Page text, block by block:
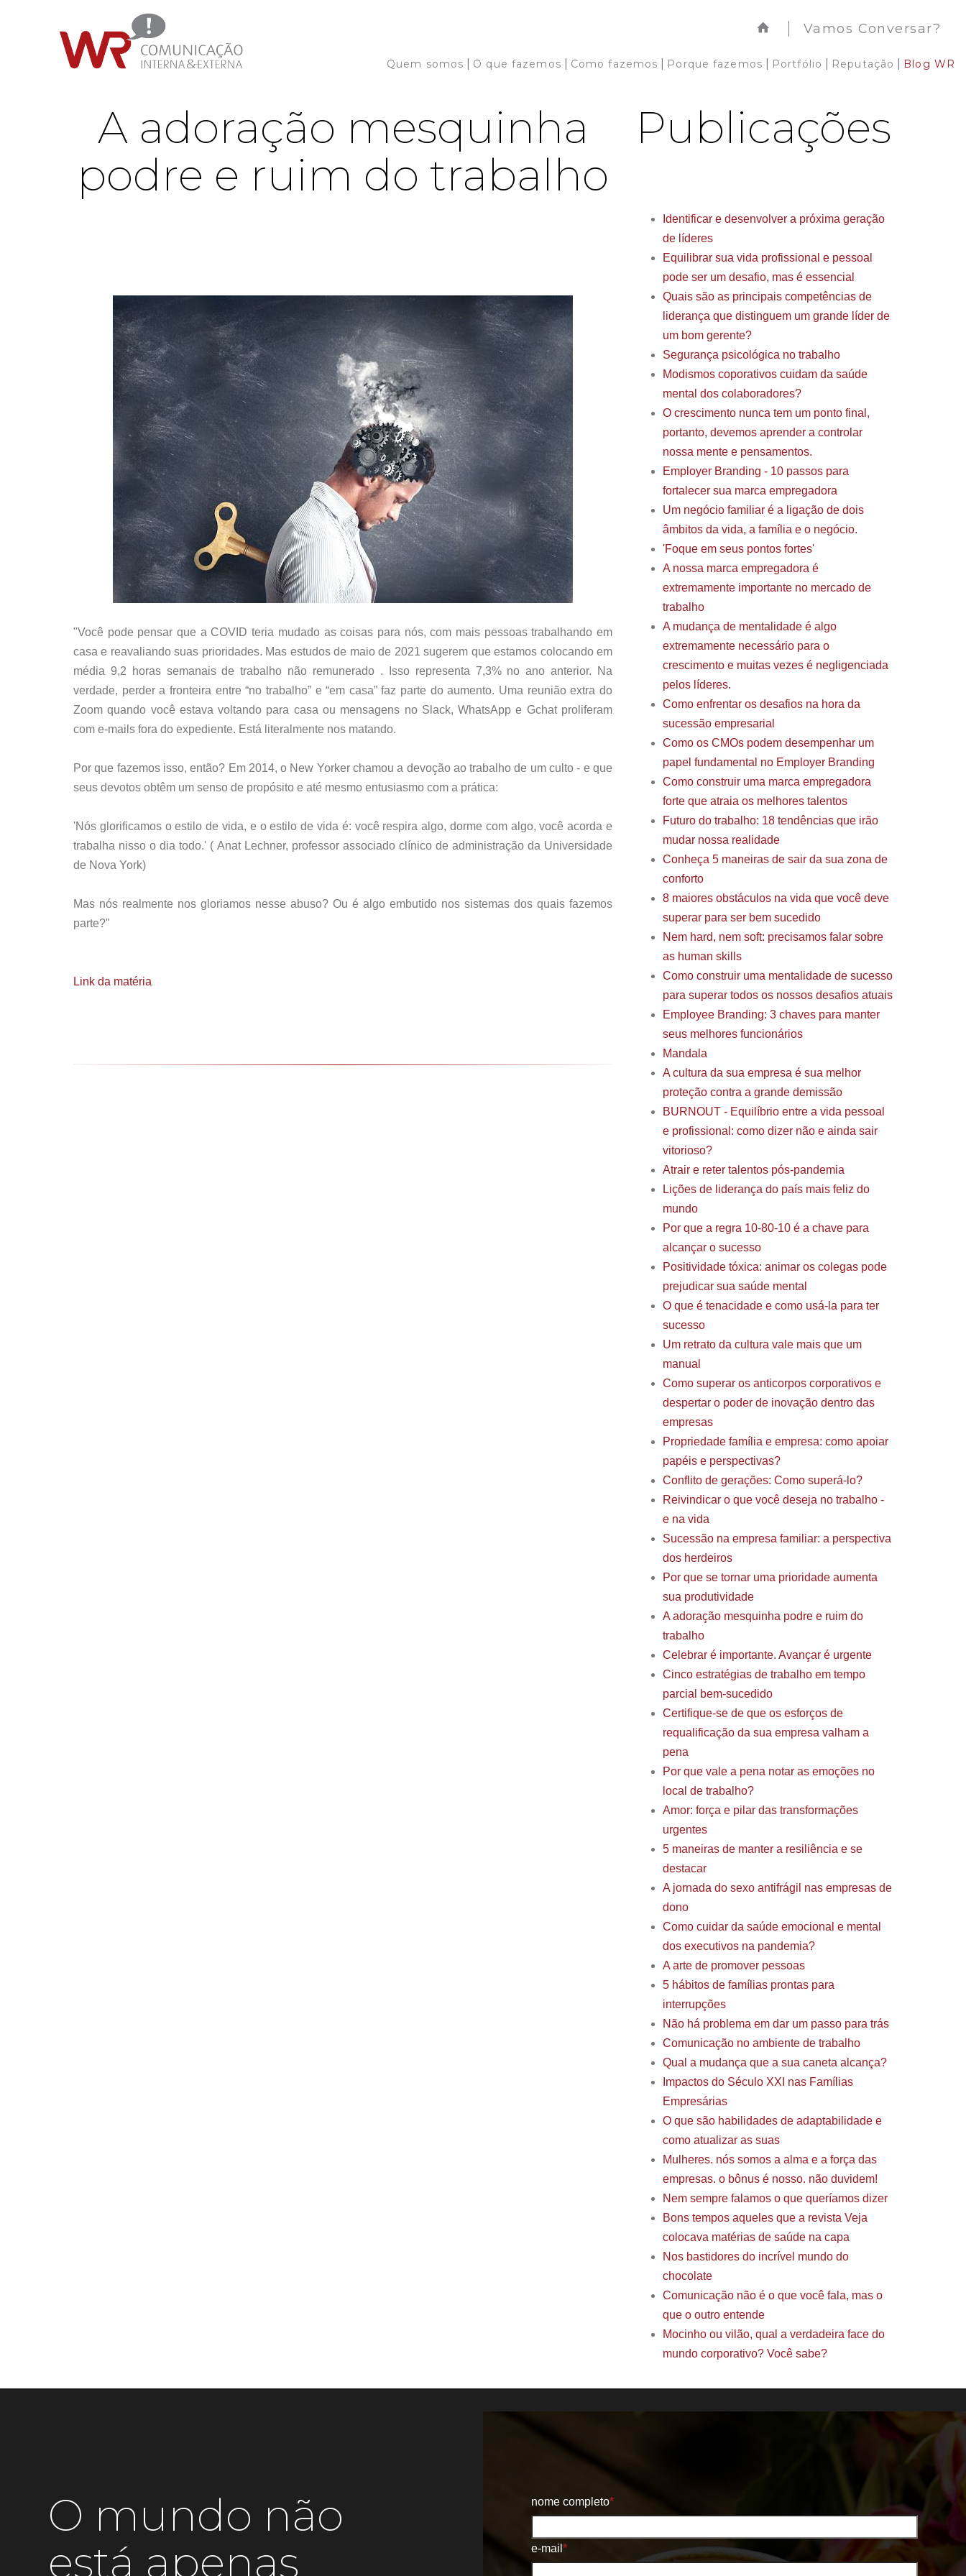
Vamos Conversar?
Quem somos O que fazemos Como fazemos Porque fazemos Portfólio Reputação Blog WR
A adoração mesquinha
podre e ruim do trabalho
"Você pode pensar que a COVID teria mudado as coisas para nós, com mais pessoas trabalhando em
casa e reavaliando suas prioridades. Mas estudos de maio de 2021 sugerem que estamos colocando em
média 9,2 horas semanais de trabalho não remunerado . Isso representa 7,3% no ano anterior. Na
verdade, perder a fronteira entre “no trabalho” e “em casa” faz parte do aumento. Uma reunião extra do
Zoom quando você estava voltando para casa ou mensagens no Slack, WhatsApp e Gchat proliferam
com e-mails fora do expediente. Está literalmente nos matando.
Por que fazemos isso, então? Em 2014, o New Yorker chamou a devoção ao trabalho de um culto - e que
seus devotos obtêm um senso de propósito e até mesmo entusiasmo com a prática:
'Nós glorificamos o estilo de vida, e o estilo de vida é: você respira algo, dorme com algo, você acorda e
trabalha nisso o dia todo.' ( Anat Lechner, professor associado clínico de administração da Universidade
de Nova York)
Mas nós realmente nos gloriamos nesse abuso? Ou é algo embutido nos sistemas dos quais fazemos
parte?"
Link da matéria
Publicações
Identificar e desenvolver a próxima geração
de líderes
Equilibrar sua vida profissional e pessoal
pode ser um desafio, mas é essencial
Quais são as principais competências de
liderança que distinguem um grande líder de
um bom gerente?
Segurança psicológica no trabalho
Modismos coporativos cuidam da saúde
mental dos colaboradores?
O crescimento nunca tem um ponto final,
portanto, devemos aprender a controlar
nossa mente e pensamentos.
Employer Branding - 10 passos para
fortalecer sua marca empregadora
Um negócio familiar é a ligação de dois
âmbitos da vida, a família e o negócio.
'Foque em seus pontos fortes'
A nossa marca empregadora é
extremamente importante no mercado de
trabalho
A mudança de mentalidade é algo
extremamente necessário para o
crescimento e muitas vezes é negligenciada
pelos líderes.
Como enfrentar os desafios na hora da
sucessão empresarial
Como os CMOs podem desempenhar um
papel fundamental no Employer Branding
Como construir uma marca empregadora
forte que atraia os melhores talentos
Futuro do trabalho: 18 tendências que irão
mudar nossa realidade
Conheça 5 maneiras de sair da sua zona de
conforto
8 maiores obstáculos na vida que você deve
superar para ser bem sucedido
Nem hard, nem soft: precisamos falar sobre
as human skills
Como construir uma mentalidade de sucesso
para superar todos os nossos desafios atuais
Employee Branding: 3 chaves para manter
seus melhores funcionários
Mandala
A cultura da sua empresa é sua melhor
proteção contra a grande demissão
BURNOUT - Equilíbrio entre a vida pessoal
e profissional: como dizer não e ainda sair
vitorioso?
Atrair e reter talentos pós-pandemia
Lições de liderança do país mais feliz do
mundo
Por que a regra 10-80-10 é a chave para
alcançar o sucesso
Positividade tóxica: animar os colegas pode
prejudicar sua saúde mental
O que é tenacidade e como usá-la para ter
sucesso
Um retrato da cultura vale mais que um
manual
Como superar os anticorpos corporativos e
despertar o poder de inovação dentro das
empresas
Propriedade família e empresa: como apoiar
papéis e perspectivas?
Conflito de gerações: Como superá-lo?
Reivindicar o que você deseja no trabalho -
e na vida
Sucessão na empresa familiar: a perspectiva
dos herdeiros
Por que se tornar uma prioridade aumenta
sua produtividade
A adoração mesquinha podre e ruim do
trabalho
Celebrar é importante. Avançar é urgente
Cinco estratégias de trabalho em tempo
parcial bem-sucedido
Certifique-se de que os esforços de
requalificação da sua empresa valham a
pena
Por que vale a pena notar as emoções no
local de trabalho?
Amor: força e pilar das transformações
urgentes
5 maneiras de manter a resiliência e se
destacar
A jornada do sexo antifrágil nas empresas de
dono
Como cuidar da saúde emocional e mental
dos executivos na pandemia?
A arte de promover pessoas
5 hábitos de famílias prontas para
interrupções
Não há problema em dar um passo para trás
Comunicação no ambiente de trabalho
Qual a mudança que a sua caneta alcança?
Impactos do Século XXI nas Famílias
Empresárias
O que são habilidades de adaptabilidade e
como atualizar as suas
Mulheres. nós somos a alma e a força das
empresas. o bônus é nosso. não duvidem!
Nem sempre falamos o que queríamos dizer
Bons tempos aqueles que a revista Veja
colocava matérias de saúde na capa
Nos bastidores do incrível mundo do
chocolate
Comunicação não é o que você fala, mas o
que o outro entende
Mocinho ou vilão, qual a verdadeira face do
mundo corporativo? Você sabe?
O mundo não
está apenas
nome completo*
e-mail*